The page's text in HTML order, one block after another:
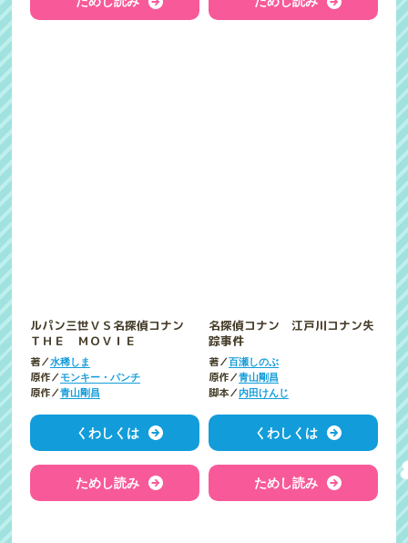
ルパン三世ＶＳ名探偵コナン
ＴＨＥ ＭＯＶＩＥ
著／水稀しま
原作／モンキー・パンチ
原作／青山剛昌
くわしくは
ためし読み
名探偵コナン 江戸川コナン失
踪事件
著／百瀬しのぶ
原作／青山剛昌
脚本／内田けんじ
くわしくは
ためし読み